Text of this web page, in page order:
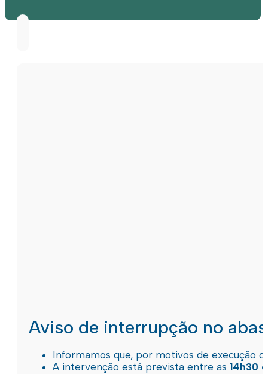
Aviso de interrupção no
Informamos que, por motivos de execução
A intervenção está prevista entre as 14h30